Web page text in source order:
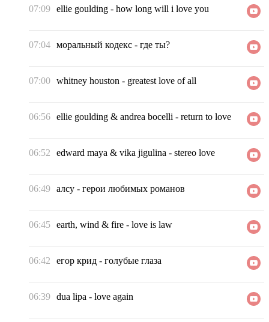
07:09 ellie goulding - how long will i love you
07:04 моральный кодекс - где ты?
07:00 whitney houston - greatest love of all
06:56 ellie goulding & andrea bocelli - return to love
06:52 edward maya & vika jigulina - stereo love
06:49 алсу - герои любимых романов
06:45 earth, wind & fire - love is law
06:42 егор крид - голубые глаза
06:39 dua lipa - love again